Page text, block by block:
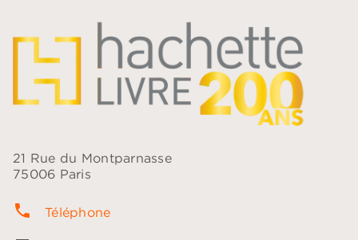
21 Rue du Montparnasse
75006 Paris
phone Téléphone